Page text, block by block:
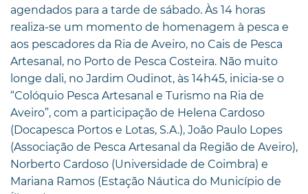
agendados para a tarde de sábado. Às 14 horas
realiza-se um momento de homenagem à pesca e
aos pescadores da Ria de Aveiro, no Cais de Pesca
Artesanal, no Porto de Pesca Costeira. Não muito
longe dali, no Jardim Oudinot, às 14h45, inicia-se o
“Colóquio Pesca Artesanal e Turismo na Ria de
Aveiro”, com a participação de Helena Cardoso
(Docapesca Portos e Lotas, S.A.), João Paulo Lopes
(Associação de Pesca Artesanal da Região de Aveiro),
Norberto Cardoso (Universidade de Coimbra) e
Mariana Ramos (Estação Náutica do Município de